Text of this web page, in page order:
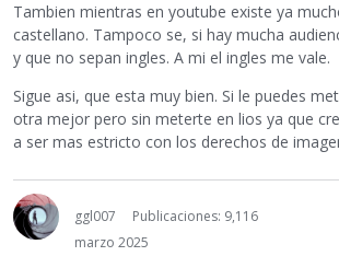
Tambien mientras en youtube existe ya
castellano. Tampoco se, si hay mucha
y que no sepan ingles. A mi el ingles me vale.
Sigue asi, que esta muy bien. Si le puedes
otra mejor pero sin meterte en lios ya que
a ser mas estricto con los derechos de
ggl007
Publicaciones: 9,116
marzo 2025